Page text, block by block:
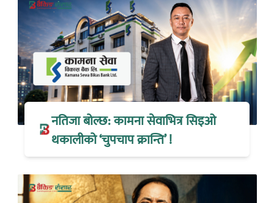
नतिजा बोल्छ: कामना सेवाभित्र सिइओ
थकालीको ‘चुपचाप क्रान्ति’ !